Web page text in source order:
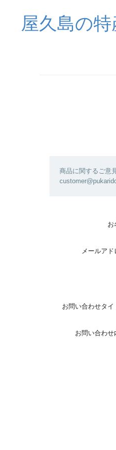
屋久島の
商品に関するご意
お
メールアド
お問い合わせタイ
お問い合わせ